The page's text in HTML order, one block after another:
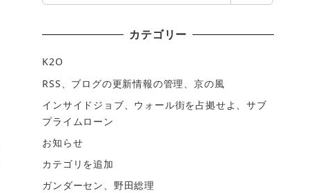
カテゴリー
K2O
RSS、ブログの更新情報の管理、京の風
インサイドジョブ、ウォール街を占拠せよ、サブ
プライムローン
お知らせ
カテゴリを追加
ガンダーセン、野田総理